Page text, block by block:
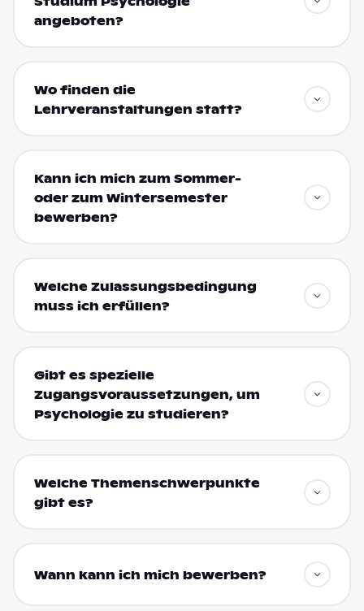
angeboten?
Wo finden die
Lehrveranstaltungen statt?
Kann ich mich zum Sommer-
oder zum Wintersemester
bewerben?
Welche Zulassungsbedingung
muss ich erfüllen?
Gibt es spezielle
Zugangsvoraussetzungen, um
Psychologie zu studieren?
Welche Themenschwerpunkte
gibt es?
Wann kann ich mich bewerben?